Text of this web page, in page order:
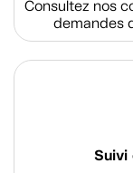
Consultez nos
demandes
Suivi